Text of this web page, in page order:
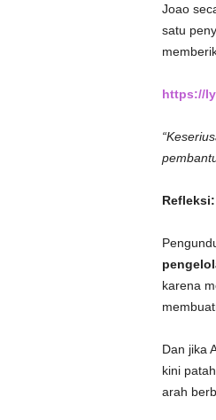
Joao
satu
https://
karena
Dan jika
kini
arah